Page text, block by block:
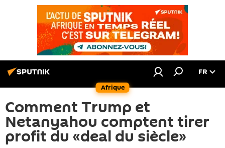
Afrique
FR
Comment Trump et
Netanyahou comptent tirer
profit du «deal du siècle»